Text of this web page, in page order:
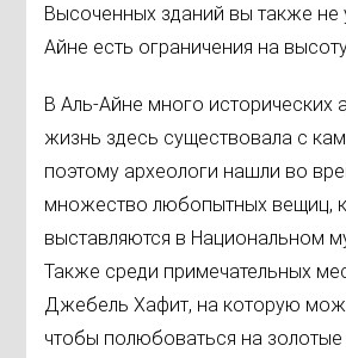
Высоченных зданий вы также не
Айне есть ограничения на
В Аль-Айне много исторических
жизнь здесь существовала с
поэтому археологи нашли во
множество любопытных вещиц,
выставляются в Национальном
Также среди примечательных
Джебель Хафит, на которую
чтобы полюбоваться на